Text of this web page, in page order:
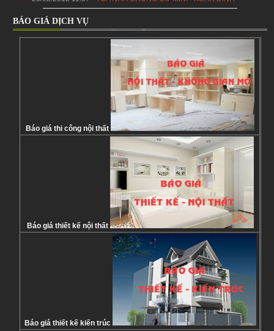
BÁO GIÁ DỊCH VỤ
Báo giá thi công nội thất
Báo giá thiết kế nội thất
Báo giá thiết kế kiến trúc